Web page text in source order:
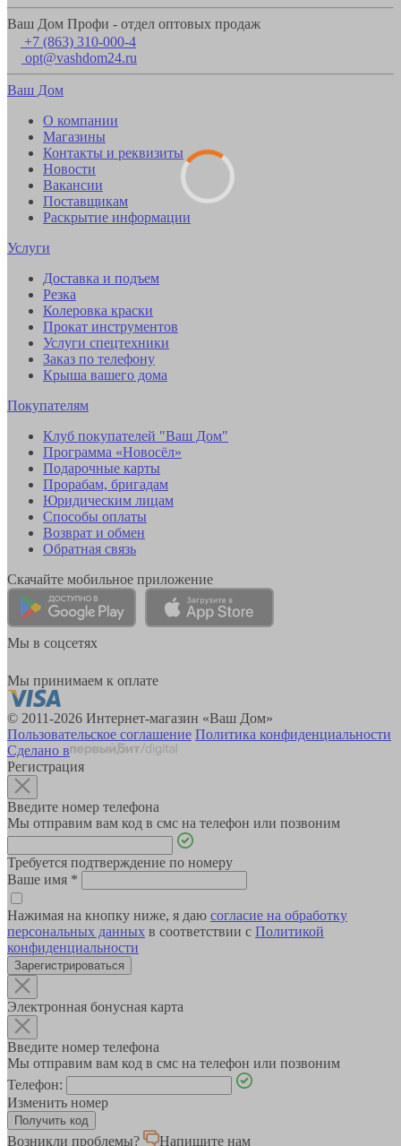
Ваш Дом Профи - отдел оптовых продаж
+7 (863) 310-000-4
opt@vashdom24.ru
Ваш Дом
О компании
Магазины
Контакты и реквизиты
Новости
Вакансии
Поставщикам
Раскрытие информации
Услуги
Доставка и подъем
Резка
Колеровка краски
Прокат инструментов
Услуги спецтехники
Заказ по телефону
Крыша вашего дома
Покупателям
Клуб покупателей "Ваш Дом"
Программа «Новосёл»
Подарочные карты
Прорабам, бригадам
Юридическим лицам
Способы оплаты
Возврат и обмен
Обратная связь
Скачайте мобильное приложение
Мы в соцсетях
Мы принимаем к оплате
© 2011-2026 Интернет-магазин «Ваш Дом»
Пользовательское соглашение Политика конфиденциальности
Сделано в
Регистрация
Введите номер телефона
Мы отправим вам код в смс на телефон или позвоним
Требуется подтверждение по номеру
Ваше имя *
Нажимая на кнопку ниже, я даю согласие на обработку
персональных данных в соответствии с Политикой
конфиденциальности
Зарегистрироваться
Электронная бонусная карта
Введите номер телефона
Мы отправим вам код в смс на телефон или позвоним
Телефон:
Изменить номер
Возникли проблемы? Напишите нам